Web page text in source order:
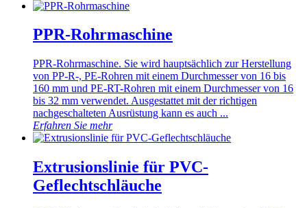
PPR-Rohrmaschine
PPR-Rohrmaschine. Sie wird hauptsächlich zur Herstellung
von PP-R-, PE-Rohren mit einem Durchmesser von 16 bis
160 mm und PE-RT-Rohren mit einem Durchmesser von 16
bis 32 mm verwendet. Ausgestattet mit der richtigen
nachgeschalteten Ausrüstung kann es auch ...
Erfahren Sie mehr
Extrusionslinie für PVC-
Geflechtschläuche